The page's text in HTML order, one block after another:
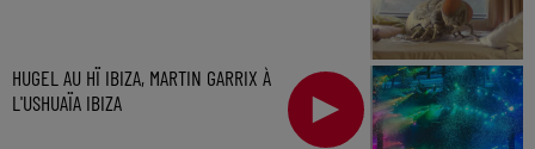
HUGEL AU HÏ IBIZA, MARTIN GARRIX À
L'USHUAÏA IBIZA